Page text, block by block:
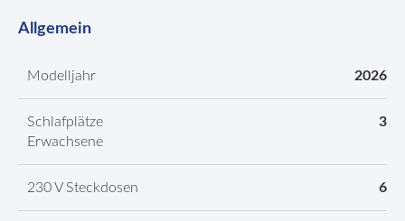
Allgemein
Modelljahr 2026
Schlafplätze
Erwachsene
3
230 V Steckdosen 6